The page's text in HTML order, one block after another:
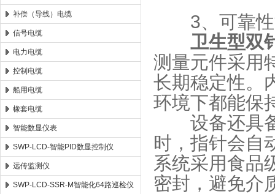
补偿（导线）电缆
信号电缆
电力电缆
控制电缆
船用电缆
橡套电缆
智能数显仪表
SWP-LCD-智能PID数显控制仪
远传监测仪
SWP-LCD-SSR-M智能化64路巡检仪
​​3、可靠性
卫生型双
测量元件采用
长期稳定性。
环境下都能保
设备还具备
时，指针会自
系统采用食品
密封，避免介